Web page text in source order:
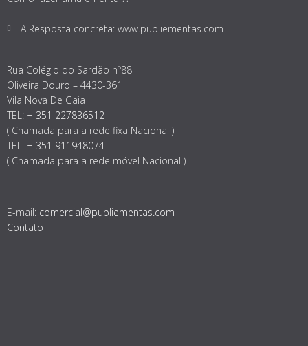
A Resposta concreta: www.publiementas.com
Rua Colégio do Sardão nº88
Oliveira Douro – 4430-361
Vila Nova De Gaia
TEL: + 351 227836512
( Chamada para a rede fixa Nacional )
TEL: + 351 911948074
( Chamada para a rede móvel Nacional )
E-mail: comercial@publiementas.com
Contato